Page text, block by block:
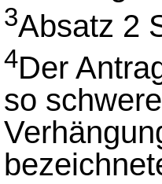
3Absatz 2
4Der
so